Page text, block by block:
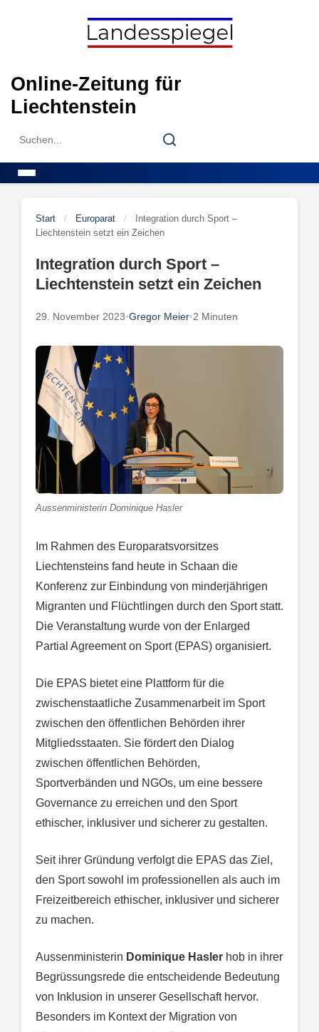
Online-Zeitung für
Liechtenstein
Search
Search
Start / Europarat /
Integration durch Sport –
Liechtenstein setzt ein Zeichen
Integration durch Sport –
Liechtenstein setzt ein Zeichen
29. November 2023•Gregor Meier•2 Minuten
Aussenministerin Dominique Hasler
Im Rahmen des Europaratsvorsitzes
Liechtensteins fand heute in Schaan die
Konferenz zur Einbindung von minderjährigen
Migranten und Flüchtlingen durch den Sport statt.
Die Veranstaltung wurde von der Enlarged
Partial Agreement on Sport (EPAS) organisiert.
Die EPAS bietet eine Plattform für die
zwischenstaatliche Zusammenarbeit im Sport
zwischen den öffentlichen Behörden ihrer
Mitgliedsstaaten. Sie fördert den Dialog
zwischen öffentlichen Behörden,
Sportverbänden und NGOs, um eine bessere
Governance zu erreichen und den Sport
ethischer, inklusiver und sicherer zu gestalten.
Seit ihrer Gründung verfolgt die EPAS das Ziel,
den Sport sowohl im professionellen als auch im
Freizeitbereich ethischer, inklusiver und sicherer
zu machen.
Aussenministerin Dominique Hasler hob in ihrer
Begrüssungsrede die entscheidende Bedeutung
von Inklusion in unserer Gesellschaft hervor.
Besonders im Kontext der Migration von